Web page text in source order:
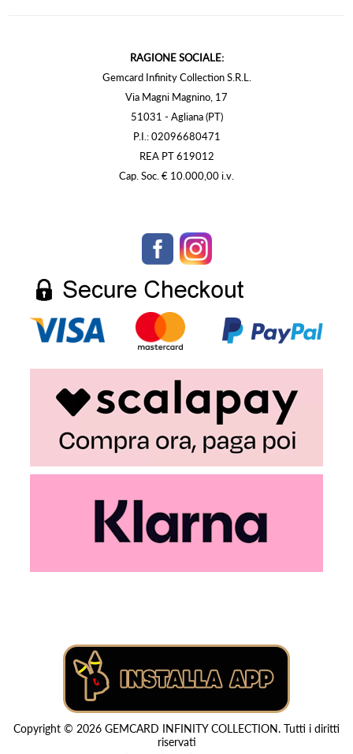
RAGIONE SOCIALE:
Gemcard Infinity Collection S.R.L.
Via Magni Magnino, 17
51031 - Agliana (PT)
P.I.: 02096680471
REA PT 619012
Cap. Soc. € 10.000,00 i.v.
Copyright © 2026 GEMCARD INFINITY COLLECTION. Tutti i diritti
riservati